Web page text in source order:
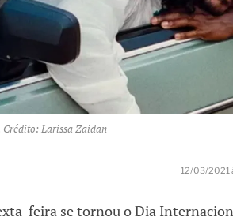
Crédito: Larissa Zaidan
12/03/2021
feira se tornou o Dia